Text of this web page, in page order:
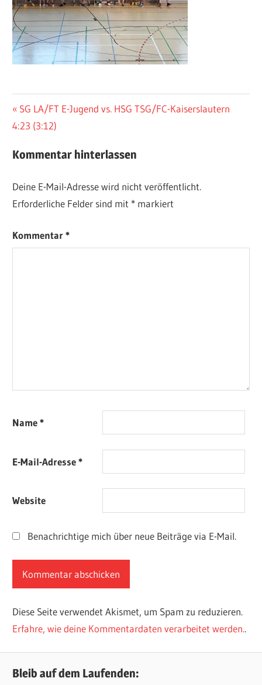
Beitragsnavigation
Vorheriger
Beitrag:
SG LA/FT E-Jugend vs. HSG TSG/FC-Kaiserslautern
4:23 (3:12)
Kommentar hinterlassen
Deine E-Mail-Adresse wird nicht veröffentlicht.
Erforderliche Felder sind mit * markiert
Kommentar*
Name*
E-Mail-Adresse*
Website
Benachrichtige mich über neue Beiträge via E-Mail.
Diese Seite verwendet Akismet, um Spam zu reduzieren.
Erfahre, wie deine Kommentardaten verarbeitet werden..
Bleib auf dem Laufenden: